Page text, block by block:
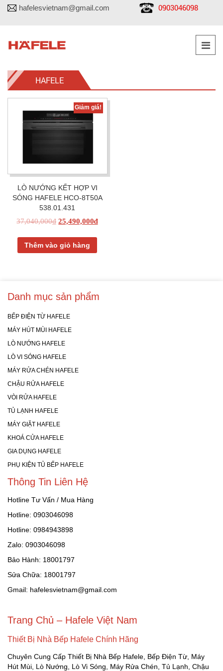
hafelesvietnam@gmail.com 0903046098
HAFELE
Giảm giá!
LÒ NƯỚNG KẾT HỢP VI
SÓNG HAFELE HCO-8T50A
538.01.431
37,040,000₫ 25,490,000₫
Thêm vào giỏ hàng
Danh mục sản phẩm
BẾP ĐIỆN TỪ HAFELE
MÁY HÚT MÙI HAFELE
LÒ NƯỚNG HAFELE
LÒ VI SÓNG HAFELE
MÁY RỬA CHÉN HAFELE
CHẬU RỬA HAFELE
VÒI RỬA HAFELE
TỦ LẠNH HAFELE
MÁY GIẶT HAFELE
KHOÁ CỬA HAFELE
GIA DỤNG HAFELE
PHỤ KIỆN TỦ BẾP HAFELE
Thông Tin Liên Hệ
Hotline Tư Vấn / Mua Hàng
Hotline: 0903046098
Hotline: 0984943898
Zalo: 0903046098
Bảo Hành: 18001797
Sửa Chữa: 18001797
Gmail: hafelesvietnam@gmail.com
Trang Chủ – Hafele Việt Nam
Thiết Bị Nhà Bếp Hafele Chính Hãng
Chuyên Cung Cấp Thiết Bị Nhà Bếp Hafele, Bếp Điện Từ, Máy
Hút Mùi, Lò Nướng, Lò Vi Sóng, Máy Rửa Chén, Tủ Lạnh, Chậu